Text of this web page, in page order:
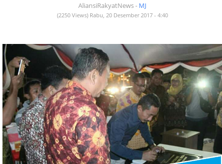
AliansiRakyatNews - MJ
(2250 Views) Rabu, 20 Desember 2017 - 4:40